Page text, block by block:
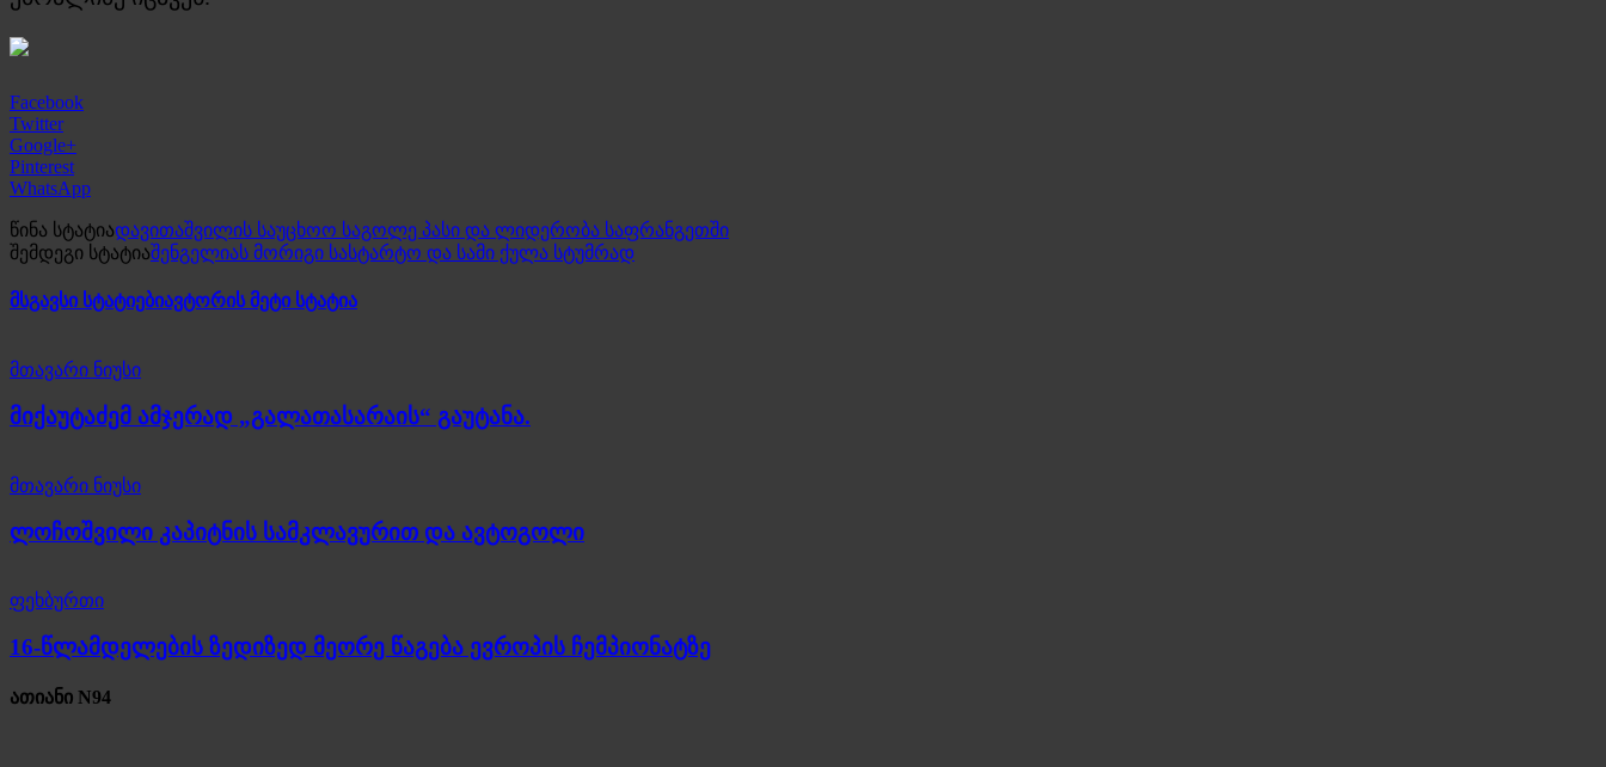
Facebook
Twitter
Google+
Pinterest
WhatsApp
წინა სტატიადავითაშვილის საუცხოო საგოლე პასი და ლიდერობა საფრანგეთში
შემდეგი სტატიაშენგელიას მორიგი სასტარტო და სამი ქულა სტუმრად
მსგავსი სტატიებიავტორის მეტი სტატია
მთავარი ნიუსი
მიქაუტაძემ ამჯერად „გალათასარაის“ გაუტანა.
მთავარი ნიუსი
ლოჩოშვილი კაპიტნის სამკლავურით და ავტოგოლი
ფეხბურთი
16-წლამდელების ზედიზედ მეორე წაგება ევროპის ჩემპიონატზე
ათიანი N94